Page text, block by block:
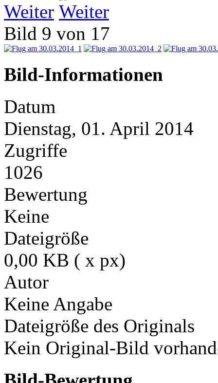
Weiter
Bild 9 von 17
Bild-Informationen
Datum
Dienstag, 01. April 2014
Zugriffe
1026
Bewertung
Keine
Dateigröße
0,00 KB ( x px)
Autor
Keine Angabe
Dateigröße des Originals
Kein Original-Bild